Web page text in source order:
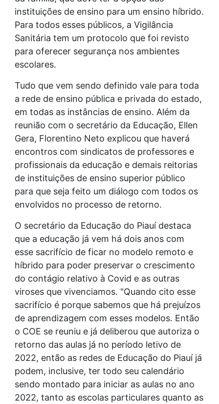
instituições de ensino para um ensino híbrido.
Para todos esses públicos, a Vigilância
Sanitária tem um protocolo que foi revisto
para oferecer segurança nos ambientes
escolares.
Tudo que vem sendo definido vale para toda
a rede de ensino pública e privada do estado,
em todas as instâncias de ensino. Além da
reunião com o secretário da Educação, Ellen
Gera, Florentino Neto explicou que haverá
encontros com sindicatos de professores e
profissionais da educação e demais reitorias
de instituições de ensino superior público
para que seja feito um diálogo com todos os
envolvidos no processo de retorno.
O secretário da Educação do Piauí destaca
que a educação já vem há dois anos com
esse sacrifício de ficar no modelo remoto e
híbrido para poder preservar o crescimento
do contágio relativo à Covid e as outras
viroses que vivenciamos. "Quando cito esse
sacrifício é porque sabemos que há prejuízos
de aprendizagem com esses modelos. Então
o COE se reuniu e já deliberou que autoriza o
retorno das aulas já no período letivo de
2022, então as redes de Educação do Piauí já
podem, inclusive, ter todo seu calendário
sendo montado para iniciar as aulas no ano
2022, tanto as escolas particulares quanto as